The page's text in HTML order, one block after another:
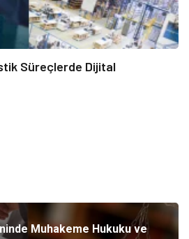
Süreçlerde Dijital
Muhakeme Hukuku ve